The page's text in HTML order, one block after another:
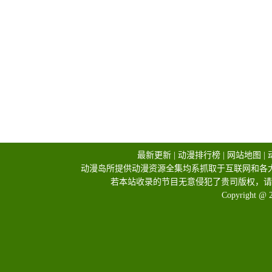
最新更新 动漫排行榜 网站地图
动漫岛所提供动漫资源全集均系抓取于互联网和
若本站收录的节目无意侵犯了贵司版权，
Copyright @